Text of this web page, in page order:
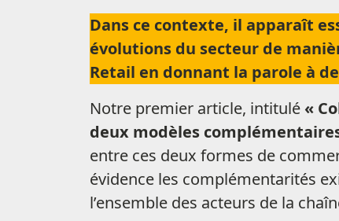
Dans ce contexte, il apparaît
évolutions du secteur de
Retail en donnant la parole à
Notre premier article, intitulé «
deux modèles
entre ces deux formes de
évidence les complémentarités
l’ensemble des acteurs de la